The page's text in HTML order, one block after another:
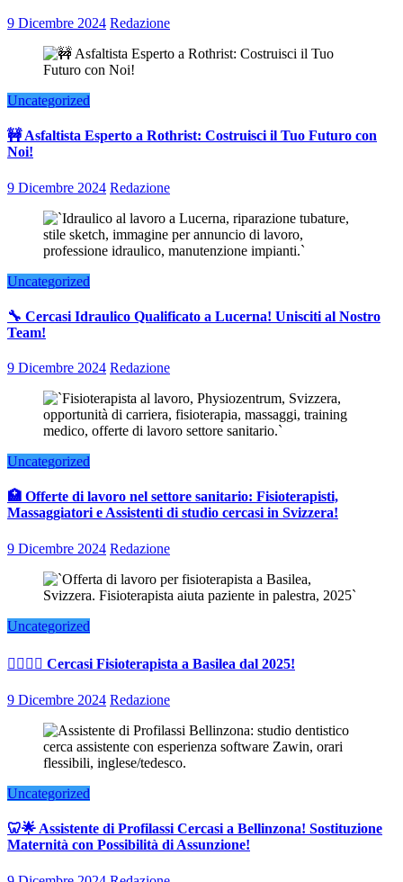
9 Dicembre 2024 Redazione
Uncategorized
🚧 Asfaltista Esperto a Rothrist: Costruisci il Tuo Futuro con
Noi!
9 Dicembre 2024 Redazione
Uncategorized
🔧 Cercasi Idraulico Qualificato a Lucerna! Unisciti al Nostro
Team!
9 Dicembre 2024 Redazione
Uncategorized
🏥 Offerte di lavoro nel settore sanitario: Fisioterapisti,
Massaggiatori e Assistenti di studio cercasi in Svizzera!
9 Dicembre 2024 Redazione
Uncategorized
👨‍⚕️👩‍⚕️ Cercasi Fisioterapista a Basilea dal 2025!
9 Dicembre 2024 Redazione
Uncategorized
🦷🌟 Assistente di Profilassi Cercasi a Bellinzona! Sostituzione
Maternità con Possibilità di Assunzione!